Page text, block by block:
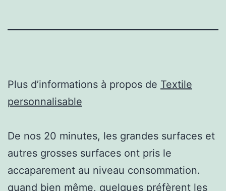
Plus d’informations à propos de Textile
personnalisable
De nos 20 minutes, les grandes surfaces et
autres grosses surfaces ont pris le
accaparement au niveau consommation.
quand bien même, quelques préfèrent les